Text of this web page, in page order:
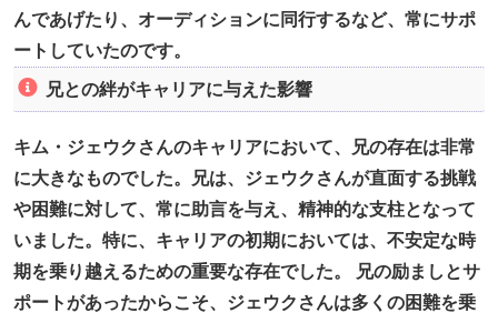
んであげたり、オーディションに同行するなど、常にサポ
ートしていたのです。
兄との絆がキャリアに与えた影響
キム・ジェウクさんのキャリアにおいて、兄の存在は非常
に大きなものでした。兄は、ジェウクさんが直面する挑戦
や困難に対して、常に助言を与え、精神的な支柱となって
いました。特に、キャリアの初期においては、不安定な時
期を乗り越えるための重要な存在でした。 兄の励ましとサ
ポートがあったからこそ、ジェウクさんは多くの困難を乗